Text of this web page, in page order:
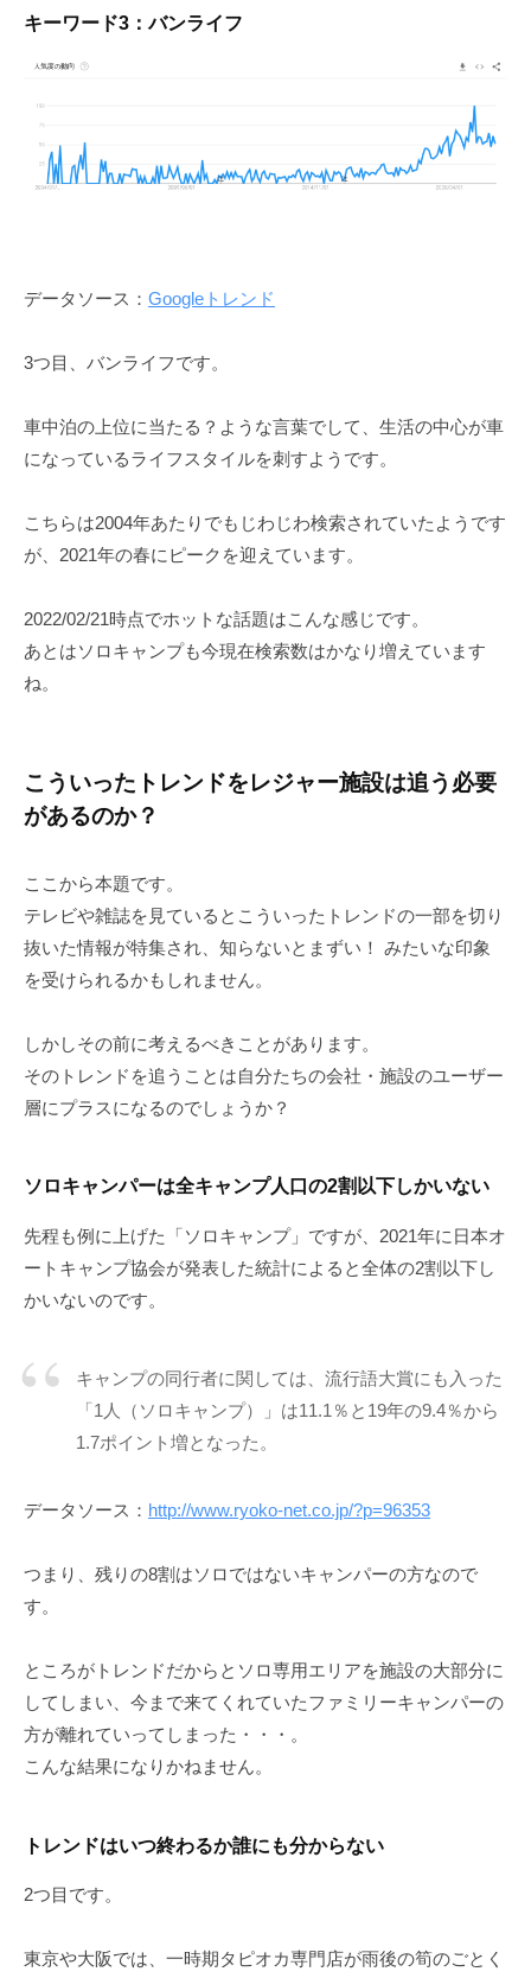
キーワード3：バンライフ
データソース： Googleトレンド
3つ目、バンライフです。
車中泊の上位に当たる？ような言葉でして、生活の中心が車
になっているライフスタイルを刺すようです。
こちらは2004年あたりでもじわじわ検索されていたようです
が、2021年の春にピークを迎えています。
2022/02/21時点でホットな話題はこんな感じです。
あとはソロキャンプも今現在検索数はかなり増えています
ね。
こういったトレンドをレジャー施設は追う必要
があるのか？
ここから本題です。
テレビや雑誌を見ているとこういったトレンドの一部を切り
抜いた情報が特集され、知らないとまずい！ みたいな印象
を受けられるかもしれません。
しかしその前に考えるべきことがあります。
そのトレンドを追うことは自分たちの会社・施設のユーザー
層にプラスになるのでしょうか？
ソロキャンパーは全キャンプ人口の2割以下しかいない
先程も例に上げた「ソロキャンプ」ですが、2021年に日本オ
ートキャンプ協会が発表した統計によると全体の2割以下し
かいないのです。
キャンプの同行者に関しては、流行語大賞にも入った
「1人（ソロキャンプ）」は11.1％と19年の9.4％から
1.7ポイント増となった。
データソース： http://www.ryoko-net.co.jp/?p=96353
つまり、残りの8割はソロではないキャンパーの方なので
す。
ところがトレンドだからとソロ専用エリアを施設の大部分に
してしまい、今まで来てくれていたファミリーキャンパーの
方が離れていってしまった・・・。
こんな結果になりかねません。
トレンドはいつ終わるか誰にも分からない
2つ目です。
東京や大阪では、一時期タピオカ専門店が雨後の筍のごとく